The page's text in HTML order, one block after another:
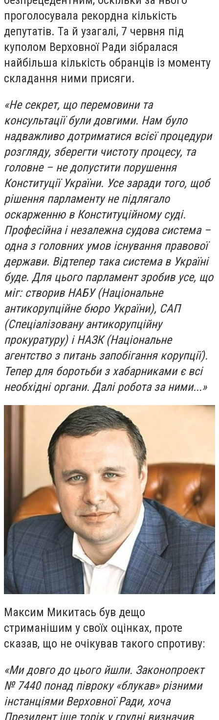
проголосувала рекордна кількість
депутатів. Та й узагалі, 7 червня під
куполом Верховної Ради зібралася
найбільша кількість обранців із моменту
складання ними присяги.
«Не секрет, що перемовини та
консультації були довгими. Нам було
надважливо дотриматися всієї процедури
розгляду, зберегти чистоту процесу, та
головне – не допустити порушення
Конституції України. Усе заради того, щоб
рішення парламенту не підлягало
оскарженню в Конституційному суді.
Професійна і незалежна судова система –
одна з головних умов існування правової
держави. Відтепер така система в Україні
буде. Для цього парламент зробив усе, що
міг: створив НАБУ (Національне
антикорупційне бюро України), САП
(Спеціалізовану антикорупційну
прокуратуру) і НАЗК (Національне
агентство з питань запобігання корупції).
Тепер для боротьби з хабарниками є всі
необхідні органи. Далі робота за ними...»
Максим Микитась був дещо
стриманішим у своїх оцінках, проте
сказав, що не очікував такого спротиву:
«Ми довго до цього йшли. Законопроект
№ 7440 понад півроку «блукав» різними
інстанціями Верховної Ради, хоча
Президент іще торік у грудні визначив